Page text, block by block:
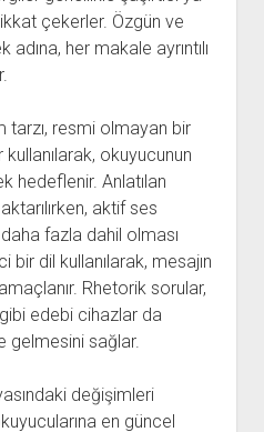
çekerler. Özgün ve
her makale ayrıntılı
tarzı, resmi olmayan bir
okuyucunun
hedeflenir. Anlatılan
aktif ses
fazla dahil olması
bir dil kullanılarak, mesajın
Rhetorik sorular,
edebi cihazlar da
gelmesini sağlar.
değişimleri
en güncel